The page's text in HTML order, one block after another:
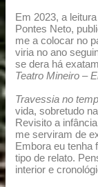
Em 2023, a
Pontes Neto,
me a colocar no
viria no ano
se dera há
Teatro Mineiro –
Travessia no
vida, sobretudo
Revisito a
me serviram de
Embora eu tenha
tipo de relato.
interior e